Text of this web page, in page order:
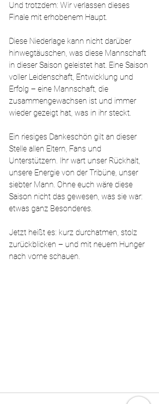
Und trotzdem: Wir verlassen dieses
Finale mit erhobenem Haupt.
Diese Niederlage kann nicht darüber
hinwegtäuschen, was diese Mannschaft
in dieser Saison geleistet hat. Eine Saison
voller Leidenschaft, Entwicklung und
Erfolg – eine Mannschaft, die
zusammengewachsen ist und immer
wieder gezeigt hat, was in ihr steckt.
Ein riesiges Dankeschön gilt an dieser
Stelle allen Eltern, Fans und
Unterstützern. Ihr wart unser Rückhalt,
unsere Energie von der Tribüne, unser
siebter Mann. Ohne euch wäre diese
Saison nicht das gewesen, was sie war:
etwas ganz Besonderes.
Jetzt heißt es: kurz durchatmen, stolz
zurückblicken – und mit neuem Hunger
nach vorne schauen.